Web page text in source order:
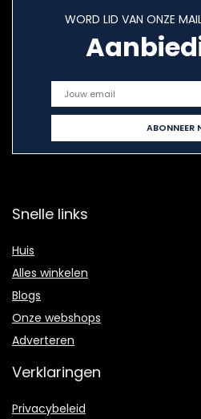
WORD LID VAN ONZE
Snelle links
Huis
Alles winkelen
Blogs
Onze webshops
Adverteren
Verklaringen
Privacybeleid